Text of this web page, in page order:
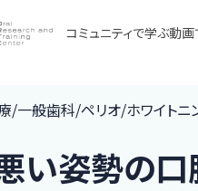
コミュニティで学ぶ動画
/一般歯科/ペリオ/ホワイトニ
い姿勢の